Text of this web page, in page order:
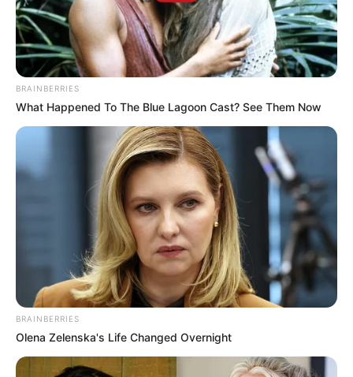
említette
a Demján Sándor-programot, amely a kis- és
BRAINBERRIES
What Happened To The Blue Lagoon Cast? See Them Now
BRAINBERRIES
Olena Zelenska's Life Changed Overnight